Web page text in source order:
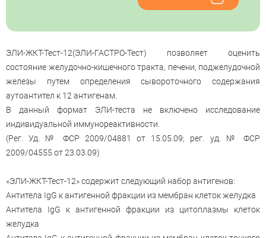
ЭЛИ-ЖКТ-Тест-12(ЭЛИ-ГАСТРО-Тест) позволяет оценить
состояние желудочно-кишечного тракта, печени, поджелудочной
железы путем определения сывороточного содержания
аутоантител к 12 антигенам.
В данный формат ЭЛИ-теста не включено исследование
индивидуальной иммунореактивности.
(Рег. Уд. № ФСР 2009/04881 от 15.05.09; рег. уд. № ФСР
2009/04555 от 23.03.09)
«ЭЛИ-ЖКТ-Тест-12» содержит следующий набор антигенов:
Антитела IgG к антигенной фракции из мембран клеток желудка
Антитела IgG к антигенной фракции из цитоплазмы клеток
желудка